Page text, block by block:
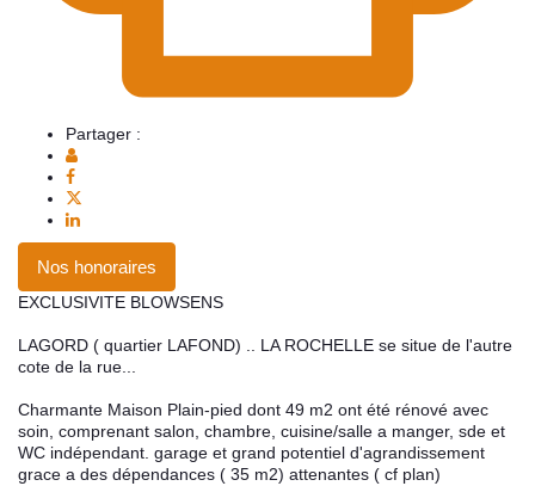
Partager :
Nos honoraires
EXCLUSIVITE BLOWSENS
LAGORD ( quartier LAFOND) .. LA ROCHELLE se situe de l'autre
cote de la rue...
Charmante Maison Plain-pied dont 49 m2 ont été rénové avec
soin, comprenant salon, chambre, cuisine/salle a manger, sde et
WC indépendant. garage et grand potentiel d'agrandissement
grace a des dépendances ( 35 m2) attenantes ( cf plan)